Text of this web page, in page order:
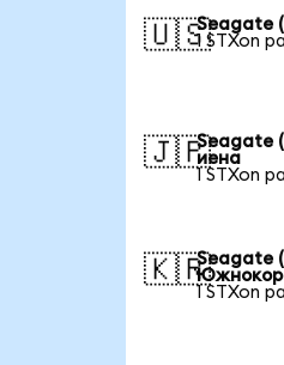
🇺🇸Seagate
1 STXon
🇯🇵Seagate
иена
1 STXon
🇰🇷Seagate
1 STXon